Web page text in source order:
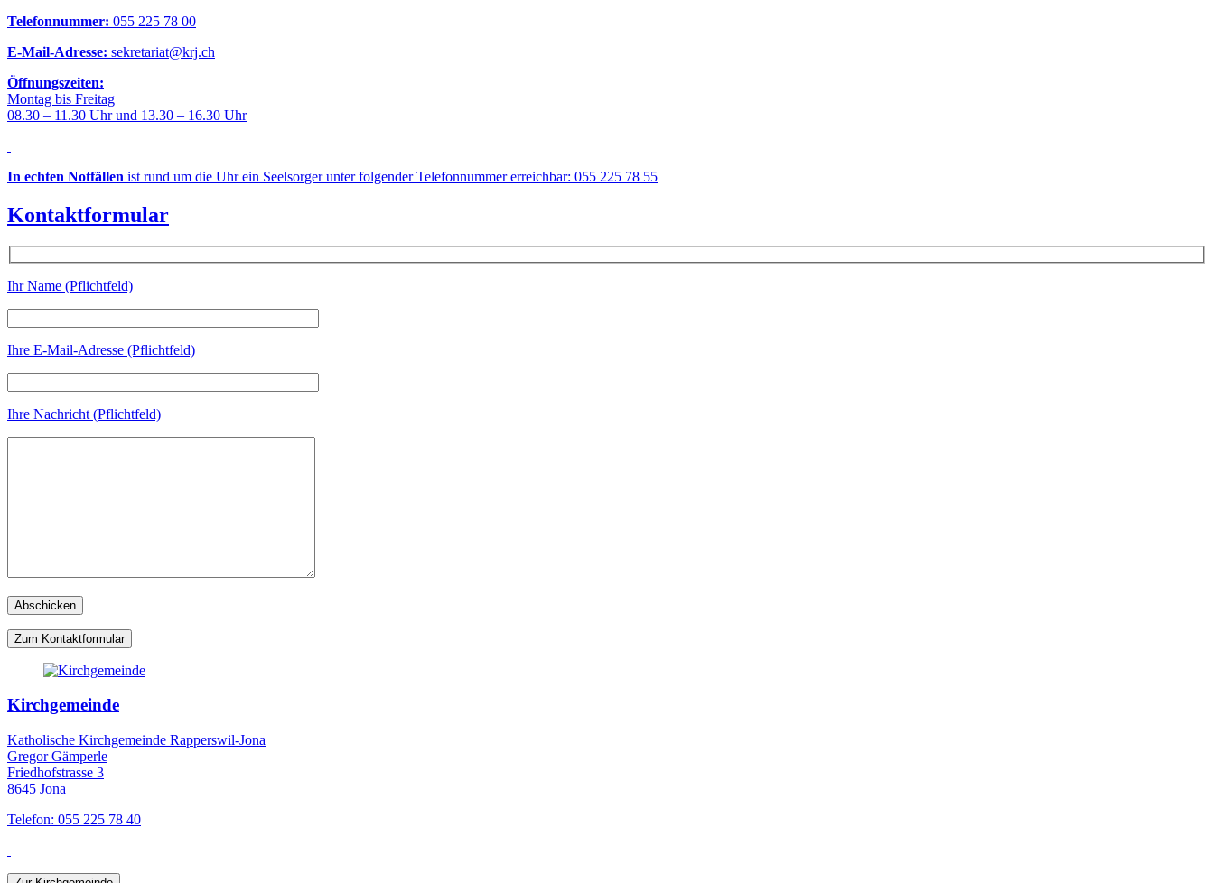
Telefonnummer: 055 225 78 00
E-Mail-Adresse: sekretariat@krj.ch
Öffnungszeiten:
Montag bis Freitag
08.30 – 11.30 Uhr und 13.30 – 16.30 Uhr
In echten Notfällen ist rund um die Uhr ein Seelsorger unter folgender Telefonnummer erreichbar: 055 225 78 55
Kontaktformular
Ihr Name (Pflichtfeld)
Ihre E-Mail-Adresse (Pflichtfeld)
Ihre Nachricht (Pflichtfeld)
Zum Kontaktformular
Kirchgemeinde
Katholische Kirchgemeinde Rapperswil-Jona
Gregor Gämperle
Friedhofstrasse 3
8645 Jona
Telefon: 055 225 78 40